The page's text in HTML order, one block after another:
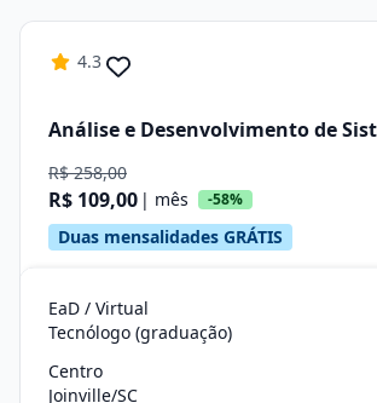
4.3
Análise e Desenvolvimento de
R$ 258,00
R$ 109,00 | mês -58%
Duas mensalidades GRÁTIS
EaD / Virtual
Tecnólogo (graduação)
Centro
Joinville/SC